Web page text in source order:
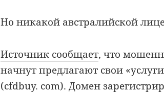
Но никакой австралийской
Источник сообщает, что
начнут предлагают свои
(cfdbuy. com). Домен